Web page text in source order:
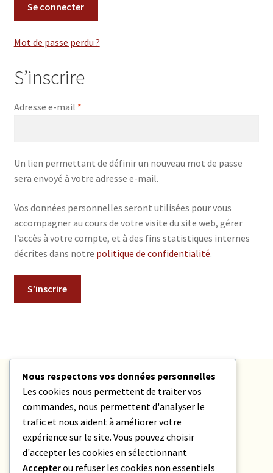
Politique de confidentialité
Validation de la commande
Se connecter
Mot de passe perdu ?
S’inscrire
Adresse e-mail *
Un lien permettant de définir un nouveau mot de passe
sera envoyé à votre adresse e-mail.
Vos données personnelles seront utilisées pour vous
accompagner au cours de votre visite du site web, gérer
l’accès à votre compte, et à des fins statistiques internes
décrites dans notre politique de confidentialité.
S’inscrire
Partagez Ferroversum avec vos amis
Pinterest
Nous respectons vos données personnelles
Les cookies nous permettent de traiter vos
commandes, nous permettent d'analyser le
trafic et nous aident à améliorer votre
expérience sur le site. Vous pouvez choisir
d'accepter les cookies en sélectionnant
Accepterou refuser les cookies non essentiels